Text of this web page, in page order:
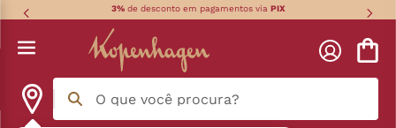
3%de desconto em pagamentos via PIX
O que você procura?